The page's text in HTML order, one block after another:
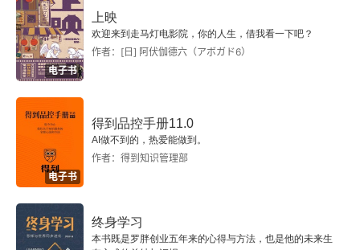
电子书
上映
欢迎来到走马灯电影院，你的人生，借我看一下吧？
作者：[日] 阿伏伽德六（アボガド6）
电子书
得到品控手册11.0
AI做不到的，热爱能做到。
作者：得到知识管理部
终身学习
本书既是罗胖创业五年来的心得与方法，也是他的未来生